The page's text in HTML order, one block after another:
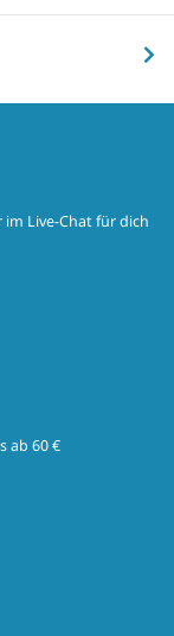
im Live-Chat für dich
ab 60 €